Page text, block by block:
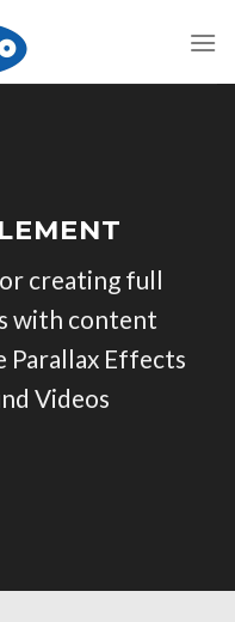
creating full
with content
Parallax Effects
Videos.